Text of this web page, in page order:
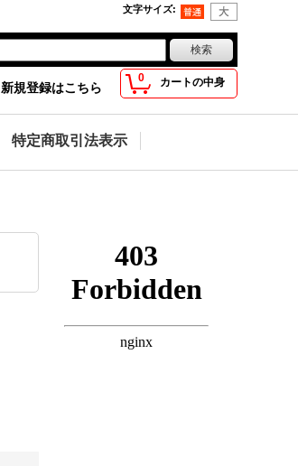
文字サイズ:
0 カートの中身
新規登録はこちら
特定商取引法表示